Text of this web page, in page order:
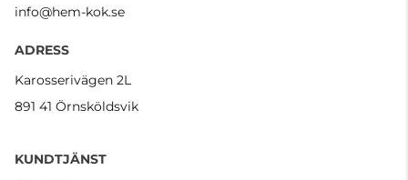
info@hem-kok.se
ADRESS
Karosserivägen 2L
891 41 Örnsköldsvik
KUNDTJÄNST